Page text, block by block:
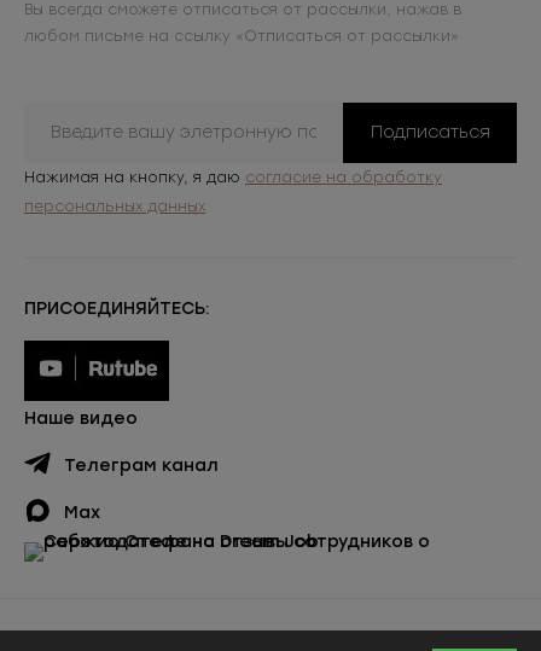
Вы всегда сможете отписаться от рассылки, нажав в
любом письме на ссылку «Отписаться от рассылки»
Подписаться
Нажимая на кнопку, я даю согласие на обработку
персональных данных
ПРИСОЕДИНЯЙТЕСЬ:
Наше видео
Телеграм канал
Max